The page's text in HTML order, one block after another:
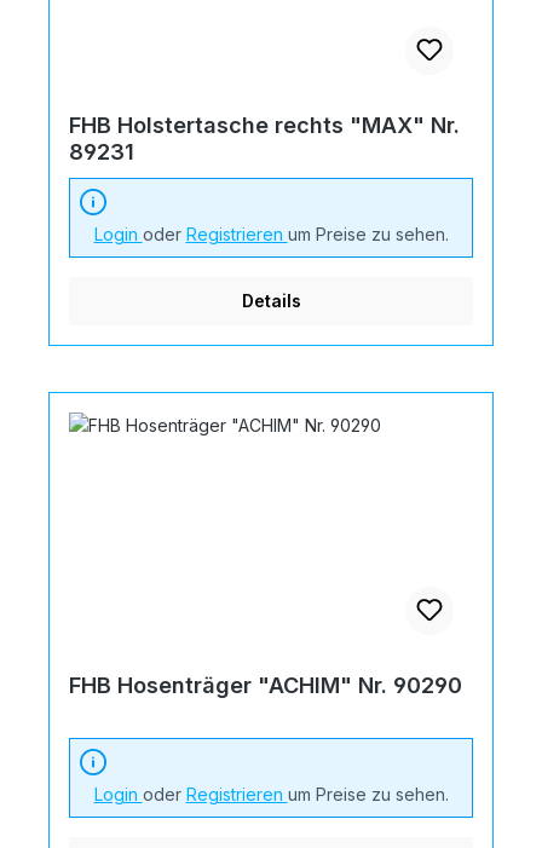
FHB Holstertasche rechts "MAX" Nr.
89231
Login oder Registrieren um Preise zu sehen.
Details
FHB Hosenträger "ACHIM" Nr. 90290
Login oder Registrieren um Preise zu sehen.